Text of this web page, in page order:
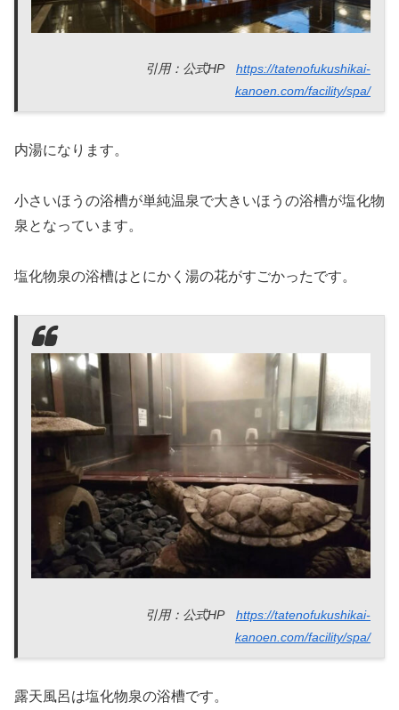
引用：公式HP https://tatenofukushikai-
kanoen.com/facility/spa/
内湯になります。
小さいほうの浴槽が単純温泉で大きいほうの浴槽が塩化物
泉となっています。
塩化物泉の浴槽はとにかく湯の花がすごかったです。
引用：公式HP https://tatenofukushikai-
kanoen.com/facility/spa/
露天風呂は塩化物泉の浴槽です。